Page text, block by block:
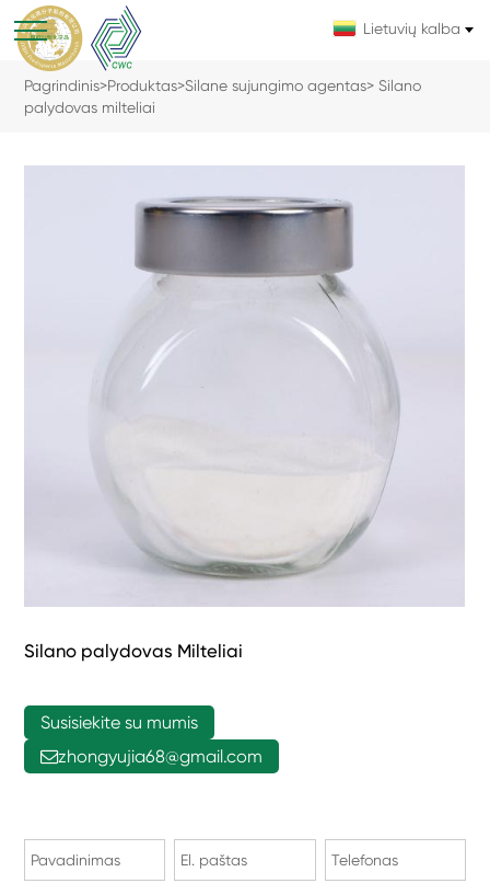
Lietuvių kalba
Pagrindinis>Produktas>Silane sujungimo agentas> Silano
palydovas milteliai
Silano palydovas Milteliai
Susisiekite su mumis
zhongyujia68@gmail.com